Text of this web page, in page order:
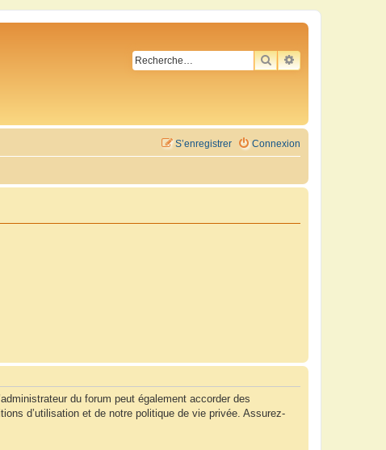
RECHERCHER
RECHERCHE
Connexion
S’enregistrer
du forum peut également accorder des
d’utilisation et de notre politique de vie privée. Assurez-